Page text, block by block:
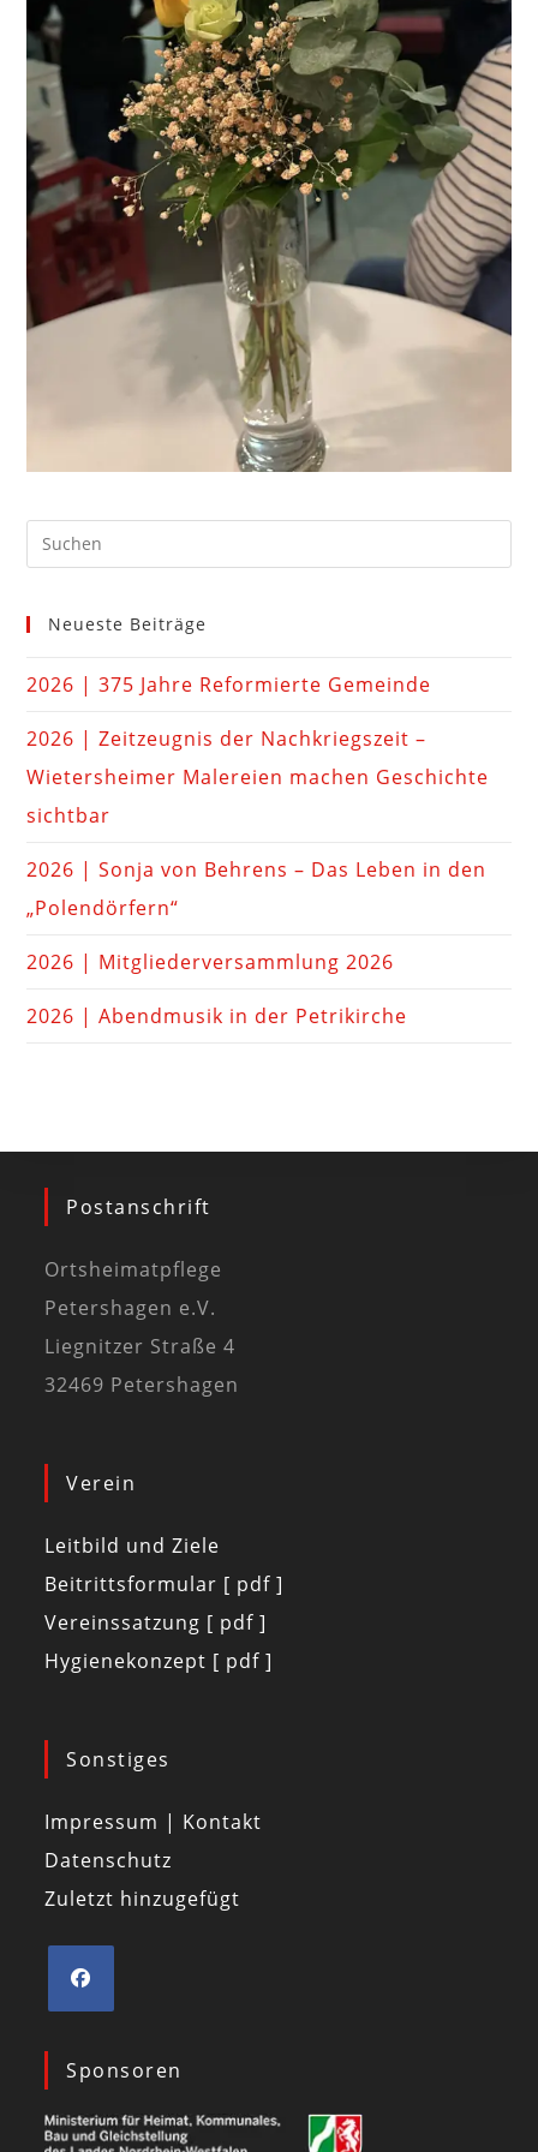
Neueste Beiträge
2026 | 375 Jahre Reformierte Gemeinde
2026 | Zeitzeugnis der Nachkriegszeit –
Wietersheimer Malereien machen Geschichte
sichtbar
2026 | Sonja von Behrens – Das Leben in den
„Polendörfern“
2026 | Mitgliederversammlung 2026
2026 | Abendmusik in der Petrikirche
Postanschrift
Ortsheimatpflege
Petershagen e.V.
Liegnitzer Straße 4
32469 Petershagen
Verein
Leitbild und Ziele
Beitrittsformular [ pdf ]
Vereinssatzung [ pdf ]
Hygienekonzept [ pdf ]
Sonstiges
Impressum | Kontakt
Datenschutz
Zuletzt hinzugefügt
Sponsoren